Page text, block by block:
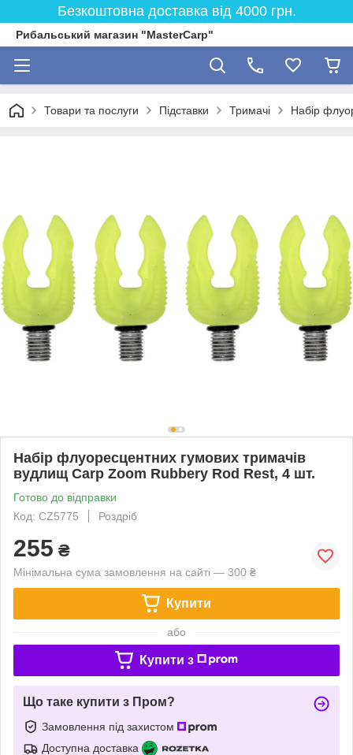
Безкоштовна доставка від 4000 грн.
Рибальський магазин "MasterCarp"
Товари та послуги Підставки Тримачі Набір
Набір флуоресцентних гумових тримачів
вудлищ Carp Zoom Rubbery Rod Rest, 4 шт.
Готово до відправки
Код: CZ5775
Роздріб
255 ₴
Мінімальна сума замовлення на сайті — 300 ₴
Купити
або
Купити з
Що таке купити з Пром?
Замовлення під захистом
Доступна доставка